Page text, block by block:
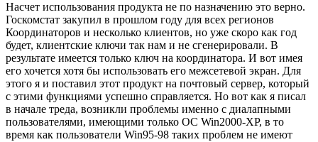
Насчет использования продукта не по назначению это верно.
Госкомстат закупил в прошлом году для всех регионов
Координаторов и несколько клиентов, но уже скоро как год
будет, клиентские ключи так нам и не сгенерировали. В
результате имеется только ключ на координатора. И вот имея
его хочется хотя бы использовать его межсетевой экран. Для
этого я и поставил этот продукт на почтовый сервер, который
с этими функциями успешно справляется. Но вот как я писал
в начале треда, возникли проблемы именно с диалапными
пользователями, имеющими только ОС Win2000-XP, в то
время как пользователи Win95-98 таких проблем не имеют